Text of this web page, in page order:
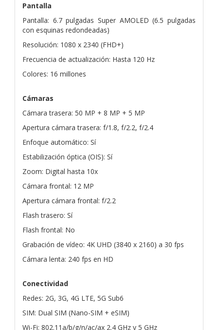
Pantalla
Pantalla: 6.7 pulgadas Super AMOLED (6.5 pulgadas
con esquinas redondeadas)
Resolución: 1080 x 2340 (FHD+)
Frecuencia de actualización: Hasta 120 Hz
Colores: 16 millones
Cámaras
Cámara trasera: 50 MP + 8 MP + 5 MP
Apertura cámara trasera: f/1.8, f/2.2, f/2.4
Enfoque automático: Sí
Estabilización óptica (OIS): Sí
Zoom: Digital hasta 10x
Cámara frontal: 12 MP
Apertura cámara frontal: f/2.2
Flash trasero: Sí
Flash frontal: No
Grabación de vídeo: 4K UHD (3840 x 2160) a 30 fps
Cámara lenta: 240 fps en HD
Conectividad
Redes: 2G, 3G, 4G LTE, 5G Sub6
SIM: Dual SIM (Nano-SIM + eSIM)
Wi-Fi: 802.11a/b/g/n/ac/ax 2.4 GHz y 5 GHz